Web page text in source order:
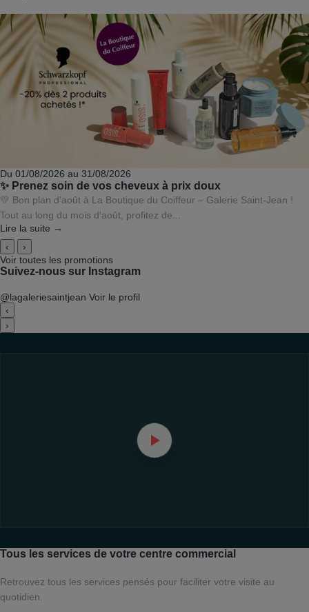
Du 01/08/2026 au 31/08/2026
✨ Prenez soin de vos cheveux à prix doux
💛 Bon plan d'août à La Boutique du Coiffeur – Galerie Saint-Jean !
Tout au long du mois d'août, profitez de...
Lire la suite →
‹
›
Voir toutes les promotions
Suivez-nous sur Instagram
@lagaleriesaintjean Voir le profil
‹
›
Tous les services de votre centre commercial
Retrouvez tous les services pensés pour faciliter votre visite au
quotidien.